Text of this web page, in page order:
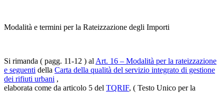
Modalità e termini per la Rateizzazione degli Importi
Si rimanda ( pagg. 11-12 ) al Art. 16 – Modalità per la rateizzazione
e seguenti della Carta della qualità del servizio integrato di gestione
dei rifiuti urbani ,
elaborata come da articolo 5 del TQRIF, ( Testo Unico per la